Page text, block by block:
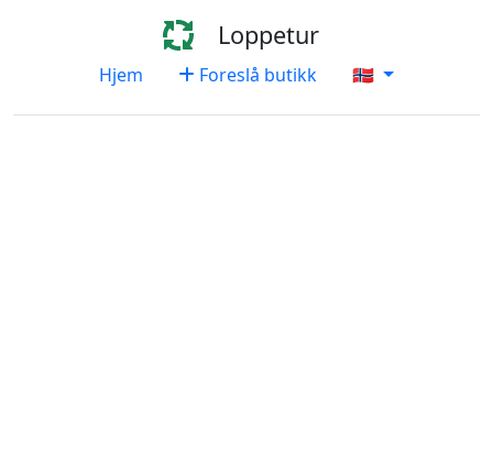
Loppetur
Hjem Foreslå butikk 🇳🇴